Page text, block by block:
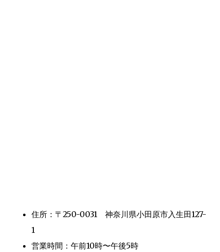
住所：〒250-0031 神奈川県小田原市入生田127-
1
営業時間：午前10時〜午後5時